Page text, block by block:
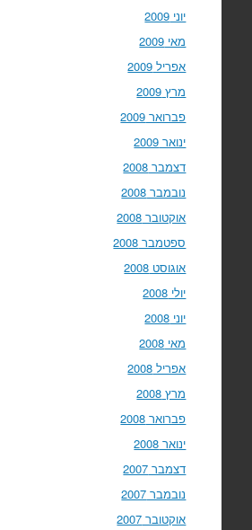
יוני 2009
מאי 2009
אפריל 2009
מרץ 2009
פברואר 2009
ינואר 2009
דצמבר 2008
נובמבר 2008
אוקטובר 2008
ספטמבר 2008
אוגוסט 2008
יולי 2008
יוני 2008
מאי 2008
אפריל 2008
מרץ 2008
פברואר 2008
ינואר 2008
דצמבר 2007
נובמבר 2007
אוקטובר 2007